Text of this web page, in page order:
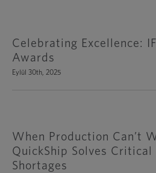
Celebrating Excellence:
Awards
Eylül 30th, 2025
When Production Can’t
QuickShip Solves Critical
Shortages